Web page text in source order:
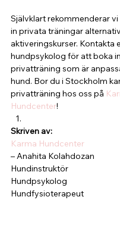
Självklart rekommenderar
in privata träningar
aktiveringskurser. Kontakta
hundpsykolog för att boka
privatträning som är
hund. Bor du i Stockholm
privatträning hos oss på
Hundcenter!
Skriven av:
Karma Hundcenter
– Anahita Kolahdozan
Hundinstruktör
Hundpsykolog
Hundfysioterapeut